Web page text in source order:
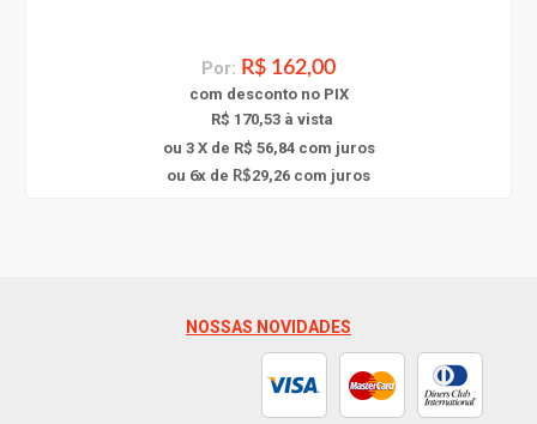
Por: R$ 162,00
com desconto no PIX
R$ 170,53 à vista
ou 3 X de R$ 56,84com juros
ou 6x de R$29,26 com juros
NOSSAS NOVIDADES